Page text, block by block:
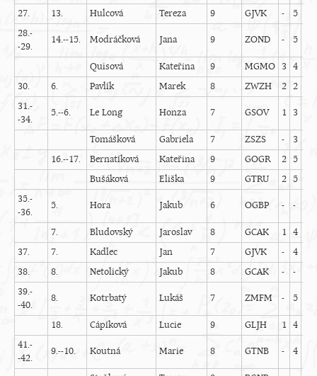
27.
13. Hulcová Tereza 9 GJVK - 5
28.-
-29.
14.--15. Modráčková Jana 9 ZOND - 5
Quisová Kateřina 9 MGMO 3 4
30.
6. Pavlík Marek 8 ZWZH 2 2
31.-
-34.
5.--6. Le Long Honza 7 GSOV 1 3
Tomášková Gabriela 7 ZSZS - 3
16.--17.
Bernatíková Kateřina 9 GOGR 2 5
Bušáková
Eliška 9 GTRU 2 5
35.-
-36.
5. Hora Jakub 6 OGBP - -
7. Bludovský Jaroslav 8 GCAK 1 4
37.
7. Kadlec Jan 7 GJVK - 4
38.
8. Netolický Jakub 8 GCAK - -
39.-
-40.
8. Kotrbatý Lukáš 7 ZMFM - 5
18. Cápíková Lucie 9 GLJH 1 4
41.-
-42.
9.--10. Koutná Marie 8 GTNB - 4